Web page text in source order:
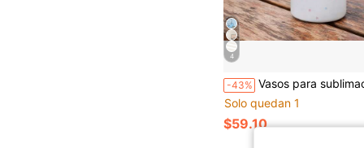
4
-43% Vasos para sublimación, paquete de 12, botellas de agua para sublimación de 12 oz para niños, tazas de acero
Solo quedan 1
$59.10